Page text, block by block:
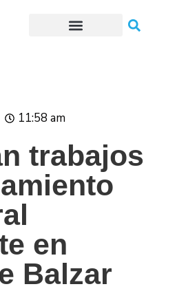
11:58 am
trabajos
en
Balzar